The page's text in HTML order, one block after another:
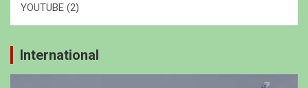
YOUTUBE (2)
International